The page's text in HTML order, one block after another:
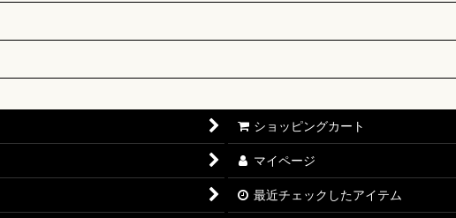
ショッピングカート
マイページ
最近チェックしたアイテム